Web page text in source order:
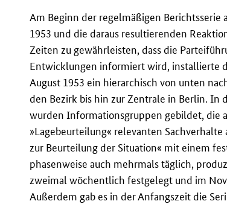
Am Beginn der regelmäßigen Berichtsserie
1953 und die daraus resultierenden
Zeiten zu gewährleisten, dass die
Entwicklungen informiert wird, installierte
August 1953 ein hierarchisch von unten
den Bezirk bis hin zur Zentrale in Berlin. In
wurden Informationsgruppen gebildet, die
»Lagebeurteilung« relevanten
zur Beurteilung der Situation« mit einem
phasenweise auch mehrmals täglich,
zweimal wöchentlich festgelegt und im
Außerdem gab es in der Anfangszeit die